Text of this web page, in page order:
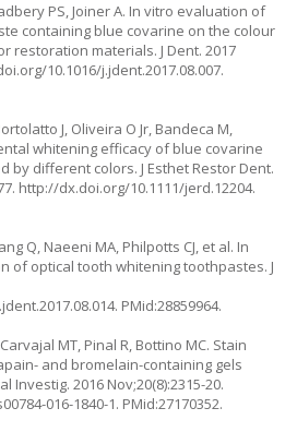
PS, Joiner A. In vitro evaluation of
containing blue covarine on the colour
restoration materials. J Dent. 2017
10.1016/j.jdent.2017.08.007.
J, Oliveira O Jr, Bandeca M,
whitening efficacy of blue covarine
by different colors. J Esthet Restor Dent.
http://dx.doi.org/10.1111/jerd.12204.
Q, Naeeni MA, Philpotts CJ, et al. In
of optical tooth whitening toothpastes. J
PMid:28859964.
MT, Pinal R, Bottino MC. Stain
and bromelain-containing gels
Investig. 2016 Nov;20(8):2315-20.
016-1840-1. PMid:27170352.